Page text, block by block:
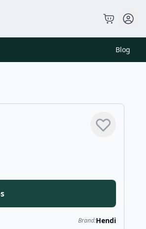
Blog
Brand:Hendi